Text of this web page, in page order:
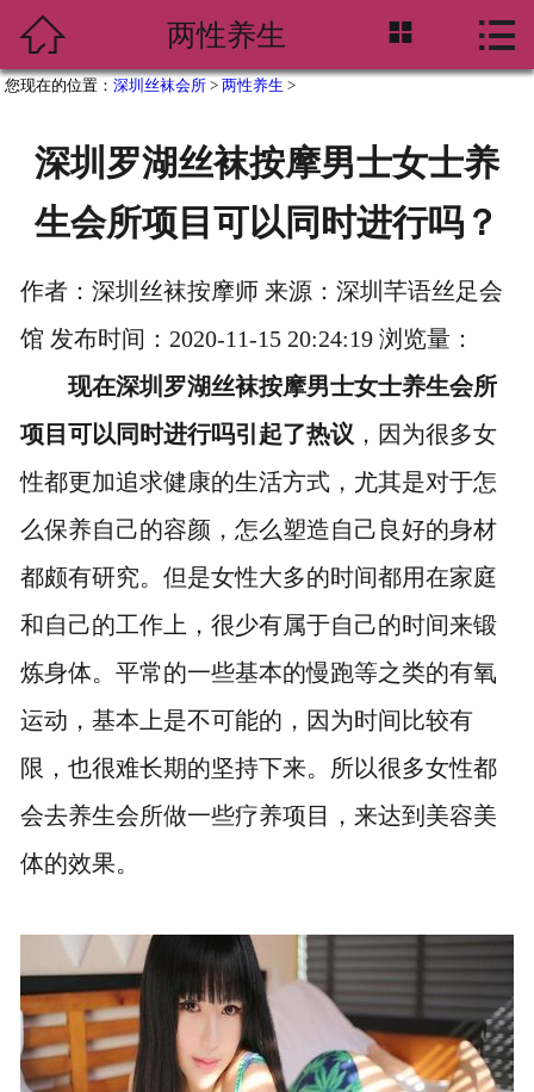
 首页
足模女王
会所资讯
两性养生
服务项目
会所环境
预约流程
联系方式
 两性养生  
您现在的位置：深圳丝袜会所 >两性养生 >
深圳罗湖丝袜按摩男士女士养
生会所项目可以同时进行吗？
作者：深圳丝袜按摩师 来源：深圳芊语丝足会
馆 发布时间：2020-11-15 20:24:19 浏览量：
现在深圳罗湖丝袜按摩男士女士养生会所
项目可以同时进行吗引起了热议 ，因为很多女
性都更加追求健康的生活方式，尤其是对于怎
么保养自己的容颜，怎么塑造自己良好的身材
都颇有研究。但是女性大多的时间都用在家庭
和自己的工作上，很少有属于自己的时间来锻
炼身体。平常的一些基本的慢跑等之类的有氧
运动，基本上是不可能的，因为时间比较有
限，也很难长期的坚持下来。所以很多女性都
会去养生会所做一些疗养项目，来达到美容美
体的效果。